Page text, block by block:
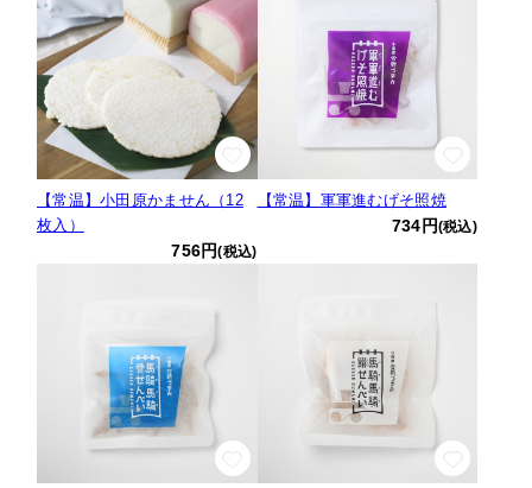
【常温】小田原かません（12
枚入）
756円(税込)
【常温】軍軍進むげそ照焼
734円(税込)